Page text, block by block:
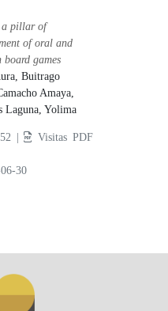
a pillar of
of oral and
games
Buitrago
Amaya,
Laguna, Yolima
|
Visitas PDF
30